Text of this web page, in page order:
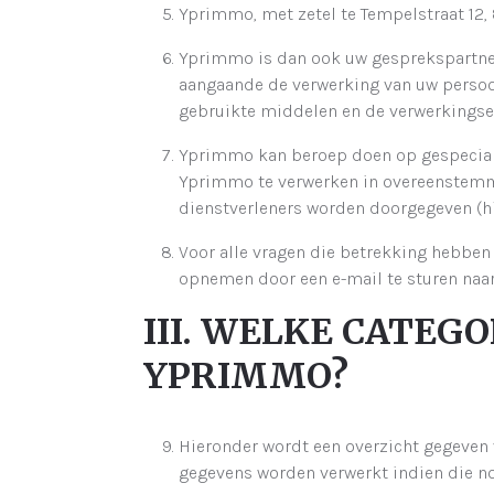
Yprimmo, met zetel te Tempelstraat
Yprimmo is dan ook uw
aangaande de verwerking van uw
gebruikte middelen en de
Yprimmo kan beroep doen op
Yprimmo te verwerken in
dienstverleners worden doorgegeven
Voor alle vragen die betrekking
opnemen door een e-mail te sturen
III. WELKE
YPRIMMO?
Hieronder wordt een overzicht
gegevens worden verwerkt indien die